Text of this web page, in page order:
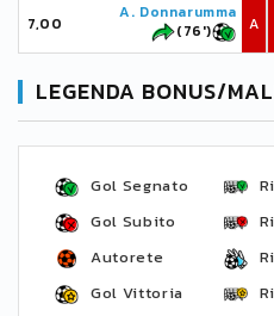
7,00
A. Donnarumma
(76')
A
LEGENDA BONUS/
Gol Segnato
Gol Subito
Autorete
Gol Vittoria